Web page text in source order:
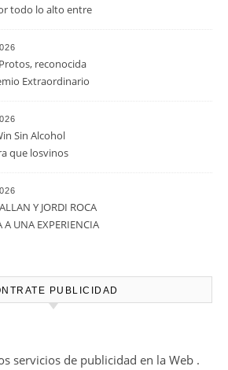
todo lo alto entre
reconocida
Extraordinario
de excelencia
Sin Alcohol
que losvinos
a diseñarse
Y JORDI ROCA
A UNA EXPERIENCIA
COLLECTION
PUBLICIDAD
servicios de publicidad en la Web .